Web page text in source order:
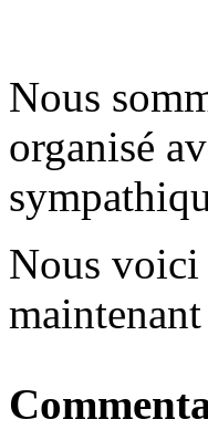
Nous
organisé
Nous voici